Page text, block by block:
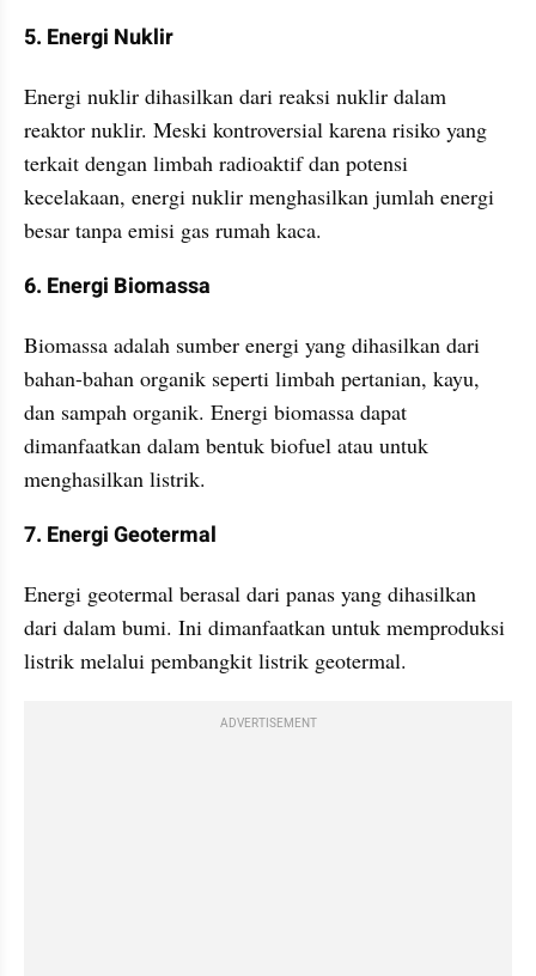
5. Energi Nuklir
Energi nuklir dihasilkan dari reaksi nuklir dalam
reaktor nuklir. Meski kontroversial karena risiko yang
terkait dengan limbah radioaktif dan potensi
kecelakaan, energi nuklir menghasilkan jumlah energi
besar tanpa emisi gas rumah kaca.
6. Energi Biomassa
Biomassa adalah sumber energi yang dihasilkan dari
bahan-bahan organik seperti limbah pertanian, kayu,
dan sampah organik. Energi biomassa dapat
dimanfaatkan dalam bentuk biofuel atau untuk
menghasilkan listrik.
7. Energi Geotermal
Energi geotermal berasal dari panas yang dihasilkan
dari dalam bumi. Ini dimanfaatkan untuk memproduksi
listrik melalui pembangkit listrik geotermal.
ADVERTISEMENT